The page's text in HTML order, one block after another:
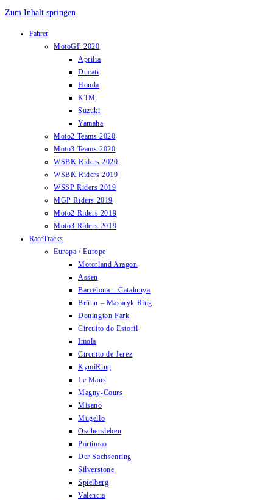
Zum Inhalt springen
Fahrer
MotoGP 2020
Aprilia
Ducati
Honda
KTM
Suzuki
Yamaha
Moto2 Teams 2020
Moto3 Teams 2020
WSBK Riders 2020
WSBK Riders 2019
WSSP Riders 2019
MGP Riders 2019
Moto2 Riders 2019
Moto3 Riders 2019
RaceTracks
Europa / Europe
Motorland Aragon
Assen
Barcelona – Catalunya
Brünn – Masaryk Ring
Donington Park
Circuito do Estoril
Imola
Circuito de Jerez
KymiRing
Le Mans
Magny-Cours
Misano
Mugello
Oschersleben
Portimao
Der Sachsenring
Silverstone
Spielberg
Valencia